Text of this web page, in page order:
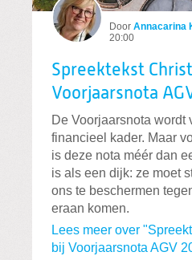
Door Annacarina
20:00
Spreektekst
Voorjaarsnota
De Voorjaarsnota wordt
financieel kader. Maar
is deze nota méér dan
is als een dijk: ze moet
ons te beschermen
eraan komen.
Lees meer over
bij Voorjaarsnota AGV